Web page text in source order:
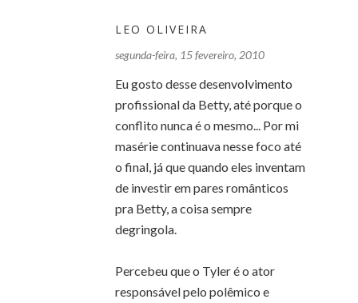
LEO OLIVEIRA
segunda-feira, 15 fevereiro, 2010
Eu gosto desse desenvolvimento
profissional da Betty, até porque o
conflito nunca é o mesmo... Por mi
masérie continuava nesse foco até
o final, já que quando eles inventam
de investir em pares românticos
pra Betty, a coisa sempre
degringola.
Percebeu que o Tyler é o ator
responsável pelo polêmico e